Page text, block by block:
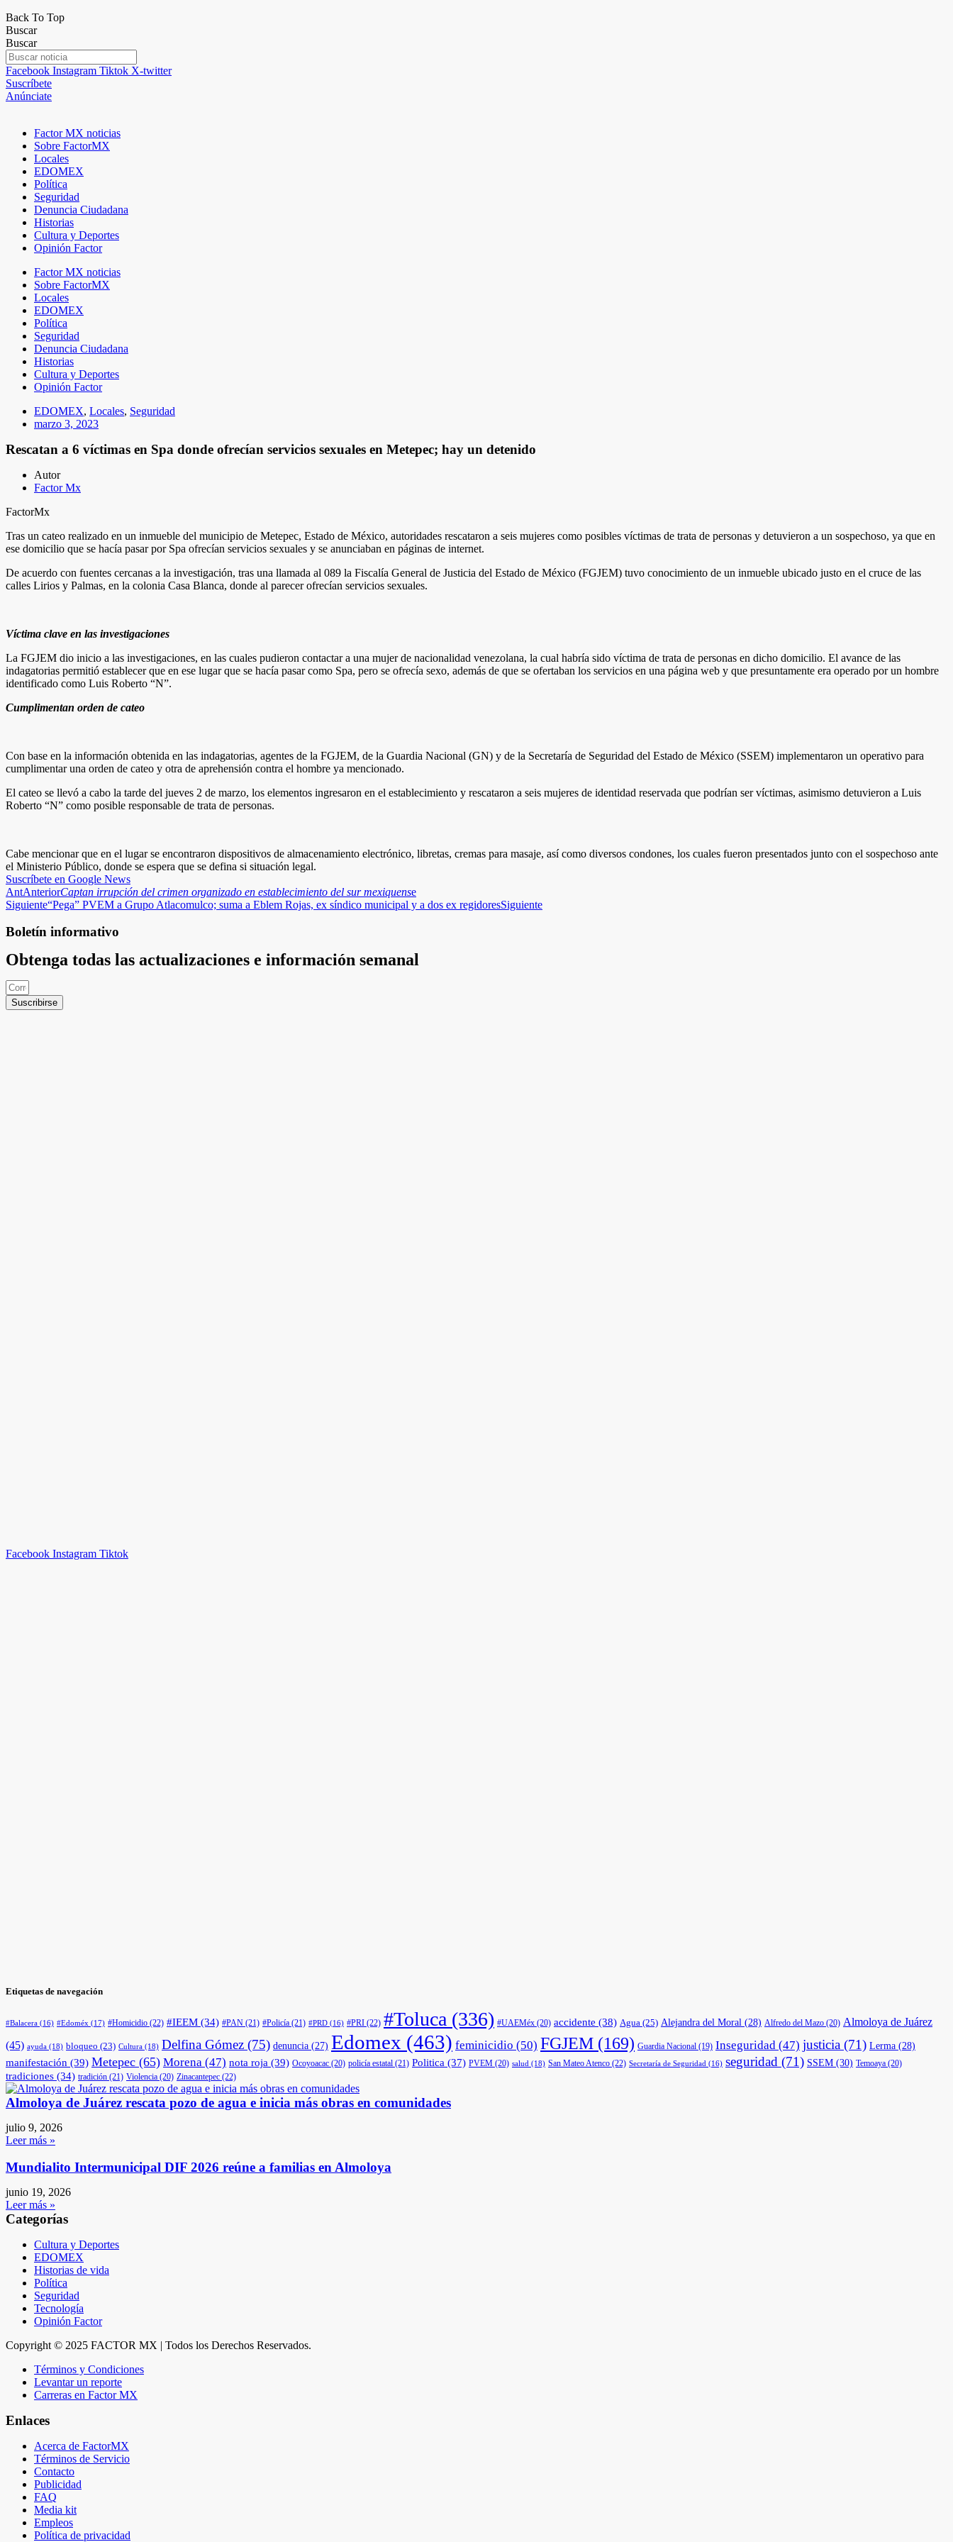
Back To Top
Buscar
Buscar
Facebook Instagram Tiktok X-twitter
Suscríbete
Anúnciate
Factor MX noticias
Sobre FactorMX
Locales
EDOMEX
Política
Seguridad
Denuncia Ciudadana
Historias
Cultura y Deportes
Opinión Factor
Factor MX noticias
Sobre FactorMX
Locales
EDOMEX
Política
Seguridad
Denuncia Ciudadana
Historias
Cultura y Deportes
Opinión Factor
EDOMEX, Locales, Seguridad
marzo 3, 2023
Rescatan a 6 víctimas en Spa donde ofrecían servicios sexuales en Metepec; hay un detenido
Autor
Factor Mx
FactorMx
Tras un cateo realizado en un inmueble del municipio de Metepec, Estado de México, autoridades rescataron a seis mujeres como posibles víctimas de trata de personas y detuvieron a un sospechoso, ya que en
ese domicilio que se hacía pasar por Spa ofrecían servicios sexuales y se anunciaban en páginas de internet.
De acuerdo con fuentes cercanas a la investigación, tras una llamada al 089 la Fiscalía General de Justicia del Estado de México (FGJEM) tuvo conocimiento de un inmueble ubicado justo en el cruce de las
calles Lirios y Palmas, en la colonia Casa Blanca, donde al parecer ofrecían servicios sexuales.
Víctima clave en las investigaciones
La FGJEM dio inicio a las investigaciones, en las cuales pudieron contactar a una mujer de nacionalidad venezolana, la cual habría sido víctima de trata de personas en dicho domicilio. El avance de las
indagatorias permitió establecer que en ese lugar que se hacía pasar como Spa, pero se ofrecía sexo, además de que se ofertaban los servicios en una página web y que presuntamente era operado por un hombre
identificado como Luis Roberto “N”.
Cumplimentan orden de cateo
Con base en la información obtenida en las indagatorias, agentes de la FGJEM, de la Guardia Nacional (GN) y de la Secretaría de Seguridad del Estado de México (SSEM) implementaron un operativo para
cumplimentar una orden de cateo y otra de aprehensión contra el hombre ya mencionado.
El cateo se llevó a cabo la tarde del jueves 2 de marzo, los elementos ingresaron en el establecimiento y rescataron a seis mujeres de identidad reservada que podrían ser víctimas, asimismo detuvieron a Luis
Roberto “N” como posible responsable de trata de personas.
Cabe mencionar que en el lugar se encontraron dispositivos de almacenamiento electrónico, libretas, cremas para masaje, así como diversos condones, los cuales fueron presentados junto con el sospechoso ante
el Ministerio Público, donde se espera que se defina si situación legal.
Suscríbete en Google News
AntAnteriorCaptan irrupción del crimen organizado en establecimiento del sur mexiquense
Siguiente“Pega” PVEM a Grupo Atlacomulco; suma a Eblem Rojas, ex síndico municipal y a dos ex regidoresSiguiente
Boletín informativo
Obtenga todas las actualizaciones e información semanal
Suscribirse
Facebook Instagram Tiktok
Etiquetas de navegación
#Balacera (16) #Edoméx (17) #Homicidio (22) #IEEM (34) #PAN (21) #Policía (21) #PRD (16) #PRI (22) #Toluca (336) #UAEMéx (20) accidente (38) Agua (25) Alejandra del Moral (28) Alfredo del Mazo (20) Almoloya de Juárez
(45) ayuda (18) bloqueo (23) Cultura (18) Delfina Gómez (75) denuncia (27) Edomex (463) feminicidio (50) FGJEM (169) Guardia Nacional (19) Inseguridad (47) justicia (71) Lerma (28)
manifestación (39) Metepec (65) Morena (47) nota roja (39) Ocoyoacac (20) policía estatal (21) Politica (37) PVEM (20) salud (18) San Mateo Atenco (22) Secretaría de Seguridad (16) seguridad (71) SSEM (30) Temoaya (20)
tradiciones (34) tradición (21) Violencia (20) Zinacantepec (22)
Almoloya de Juárez rescata pozo de agua e inicia más obras en comunidades
julio 9, 2026
Leer más »
Mundialito Intermunicipal DIF 2026 reúne a familias en Almoloya
junio 19, 2026
Leer más »
Categorías
Cultura y Deportes
EDOMEX
Historias de vida
Política
Seguridad
Tecnología
Opinión Factor
Copyright © 2025 FACTOR MX | Todos los Derechos Reservados.
Términos y Condiciones
Levantar un reporte
Carreras en Factor MX
Enlaces
Acerca de FactorMX
Términos de Servicio
Contacto
Publicidad
FAQ
Media kit
Empleos
Política de privacidad